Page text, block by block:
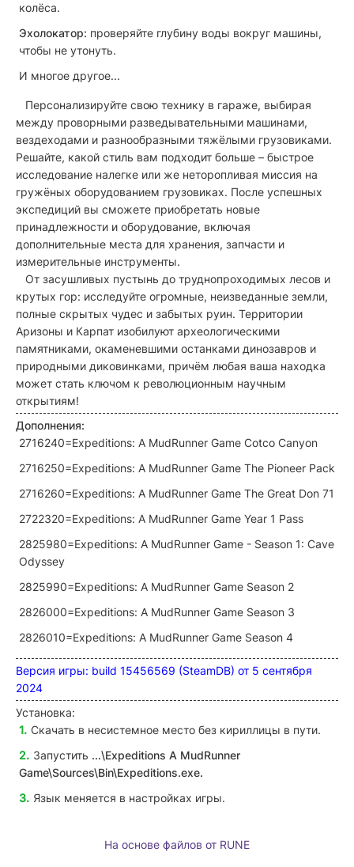
колёса.
Эхолокатор: проверяйте глубину воды вокруг машины,
чтобы не утонуть.
И многое другое...
Персонализируйте свою технику в гараже, выбирая
между проворными разведывательными машинами,
вездеходами и разнообразными тяжёлыми грузовиками.
Решайте, какой стиль вам подходит больше – быстрое
исследование налегке или же неторопливая миссия на
гружёных оборудованием грузовиках. После успешных
экспедиций вы сможете приобретать новые
принадлежности и оборудование, включая
дополнительные места для хранения, запчасти и
измерительные инструменты.
От засушливых пустынь до труднопроходимых лесов и
крутых гор: исследуйте огромные, неизведанные земли,
полные скрытых чудес и забытых руин. Территории
Аризоны и Карпат изобилуют археологическими
памятниками, окаменевшими останками динозавров и
природными диковинками, причём любая ваша находка
может стать ключом к революционным научным
открытиям!
Дополнения:
2716240=Expeditions: A MudRunner Game Cotco Canyon
2716250=Expeditions: A MudRunner Game The Pioneer Pack
2716260=Expeditions: A MudRunner Game The Great Don 71
2722320=Expeditions: A MudRunner Game Year 1 Pass
2825980=Expeditions: A MudRunner Game - Season 1: Cave
Odyssey
2825990=Expeditions: A MudRunner Game Season 2
2826000=Expeditions: A MudRunner Game Season 3
2826010=Expeditions: A MudRunner Game Season 4
Версия игры: build 15456569 (SteamDB) от 5 сентября
2024
Установка:
Скачать в несистемное место без кириллицы в пути.
Запустить ...\Expeditions A MudRunner
Game\Sources\Bin\Expeditions.exe.
Язык меняется в настройках игры.
На основе файлов от RUNE